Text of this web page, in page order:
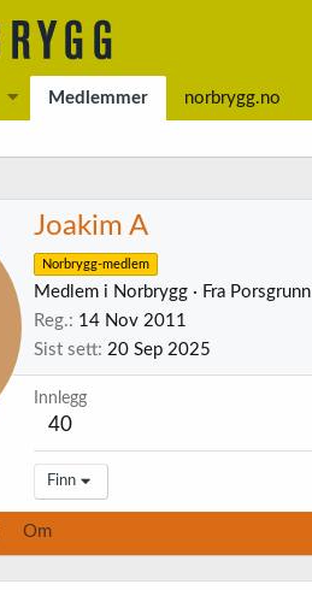
Medlemmer norbrygg.no
Joakim A
Norbrygg-medlem
Medlem i Norbrygg · Fra Porsgrunn
Reg.
14 Nov 2011
Sist sett 20 Sep 2025
Innlegg
40
Finn
Om